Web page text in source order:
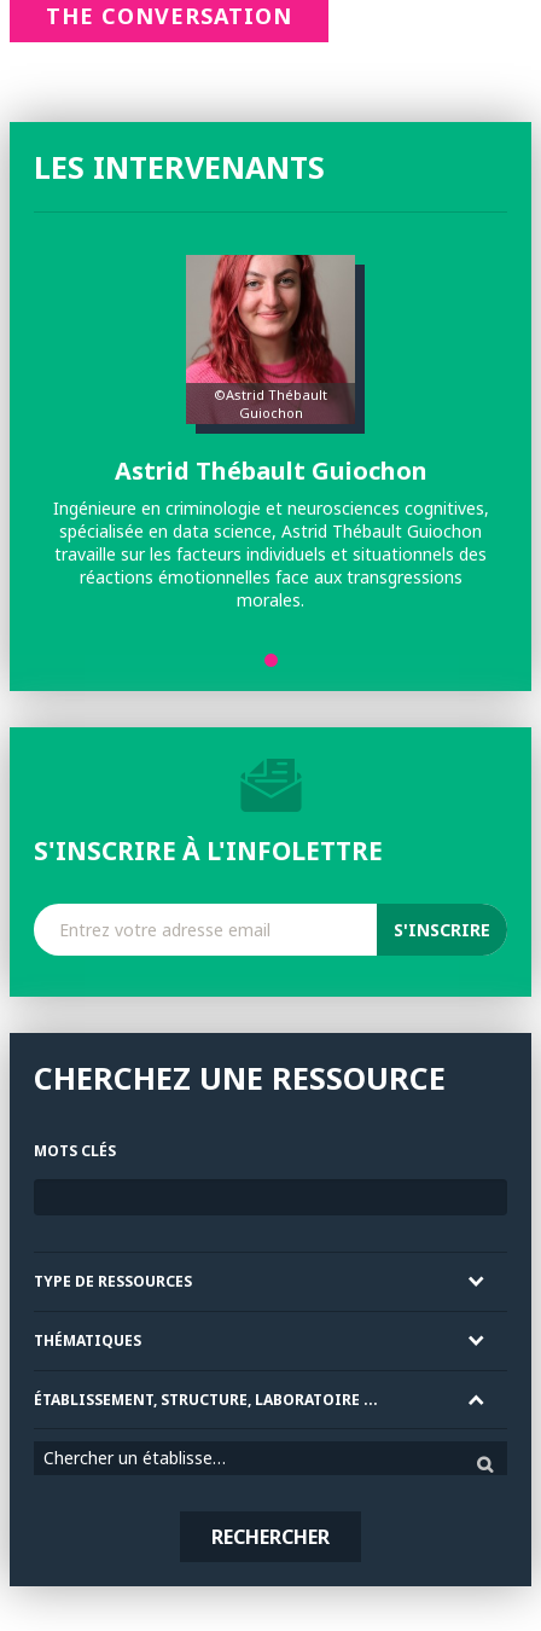
THE CONVERSATION
LES INTERVENANTS
©Astrid Thébault
Guiochon
Astrid Thébault Guiochon
Ingénieure en criminologie et neurosciences cognitives,
spécialisée en data science, Astrid Thébault Guiochon
travaille sur les facteurs individuels et situationnels des
réactions émotionnelles face aux transgressions
morales.
S'INSCRIRE À L'INFOLETTRE
CHERCHEZ UNE RESSOURCE
MOTS CLÉS
TYPE DE RESSOURCES
THÉMATIQUES
ÉTABLISSEMENT, STRUCTURE, LABORATOIRE ...
Chercher un établissement
RECHERCHER